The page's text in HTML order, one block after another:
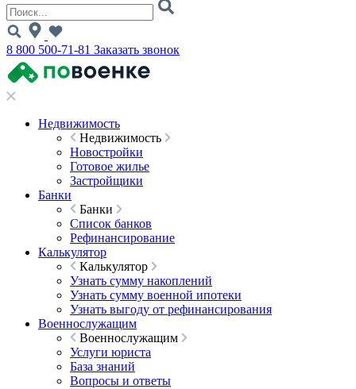
8 800 500-71-81 Заказать звонок
Недвижимость
Недвижимость
Новостройки
Готовое жилье
Застройщики
Банки
Банки
Список банков
Рефинансирование
Калькулятор
Калькулятор
Узнать сумму накоплений
Узнать сумму военной ипотеки
Узнать выгоду от рефинансирования
Военнослужащим
Военнослужащим
Услуги юриста
База знаний
Вопросы и ответы